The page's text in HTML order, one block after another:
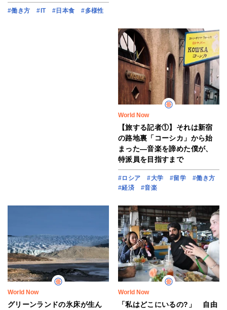
#働き方 #IT #日本食 #多様性
World Now
【旅する記者①】それは新宿
の路地裏「コーシカ」から始
まった―音楽を諦めた僕が、
特派員を目指すまで
#ロシア #大学 #留学
#働き方
#経済
#音楽
World Now
グリーンランドの氷床が生ん
World Now
「私はどこにいるの?」 自由